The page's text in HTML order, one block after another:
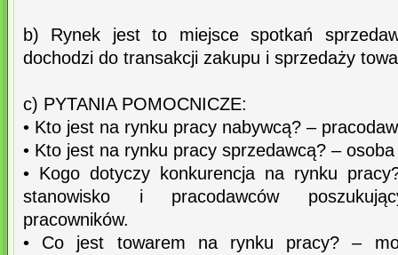
b) Rynek jest to miejsce spotkań
dochodzi do transakcji zakupu i sprzedaży
c) PYTANIA POMOCNICZE:
• Kto jest na rynku pracy nabywcą? –
• Kto jest na rynku pracy sprzedawcą? –
• Kogo dotyczy konkurencja na rynku
stanowisko i pracodawców
pracowników.
• Co jest towarem na rynku pracy? –